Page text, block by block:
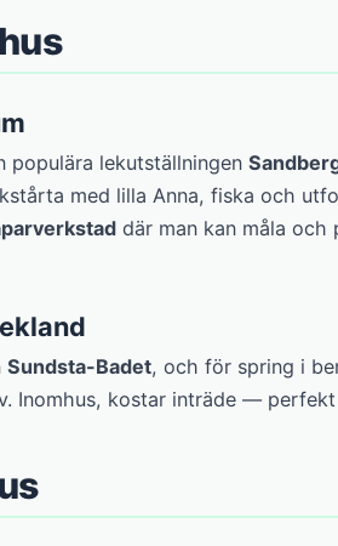
populära lekutställningen
med lilla Anna, fiska och
där man kan måla och
Sundsta-Badet, och för spring i
Inomhus, kostar inträde —